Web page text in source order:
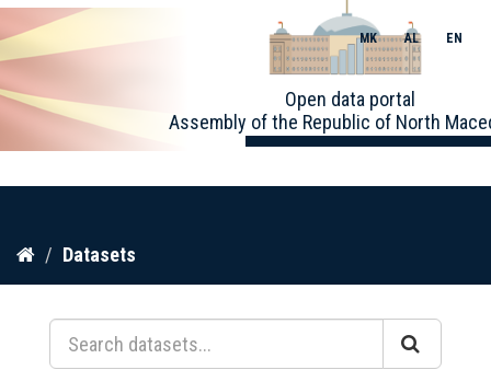
Skip
content
Open data portal
Assembly of the Republic of North
MK AL EN
Datasets